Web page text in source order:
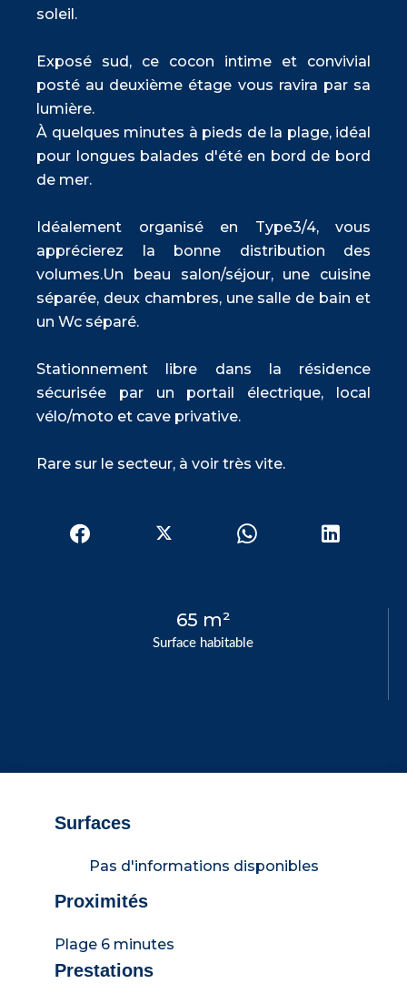
Surface habitable
65 m²
soleil.
Exposé sud, ce cocon intime et convivial
posté au deuxième étage vous ravira par sa
lumière.
À quelques minutes à pieds de la plage, idéal
pour longues balades d'été en bord de bord
de mer.
Idéalement organisé en Type3/4, vous
apprécierez la bonne distribution des
volumes.Un beau salon/séjour, une cuisine
séparée, deux chambres, une salle de bain et
un Wc séparé.
Stationnement libre dans la résidence
sécurisée par un portail électrique, local
vélo/moto et cave privative.
Rare sur le secteur, à voir très vite.
Surfaces
Pas d'informations disponibles
Proximités
Plage 6 minutes
Prestations